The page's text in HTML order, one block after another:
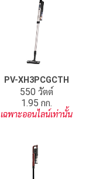
PV-XH3PCGCTH
550 วัตต์
1.95 กก.
เฉพาะออนไลน์เท่านั้น